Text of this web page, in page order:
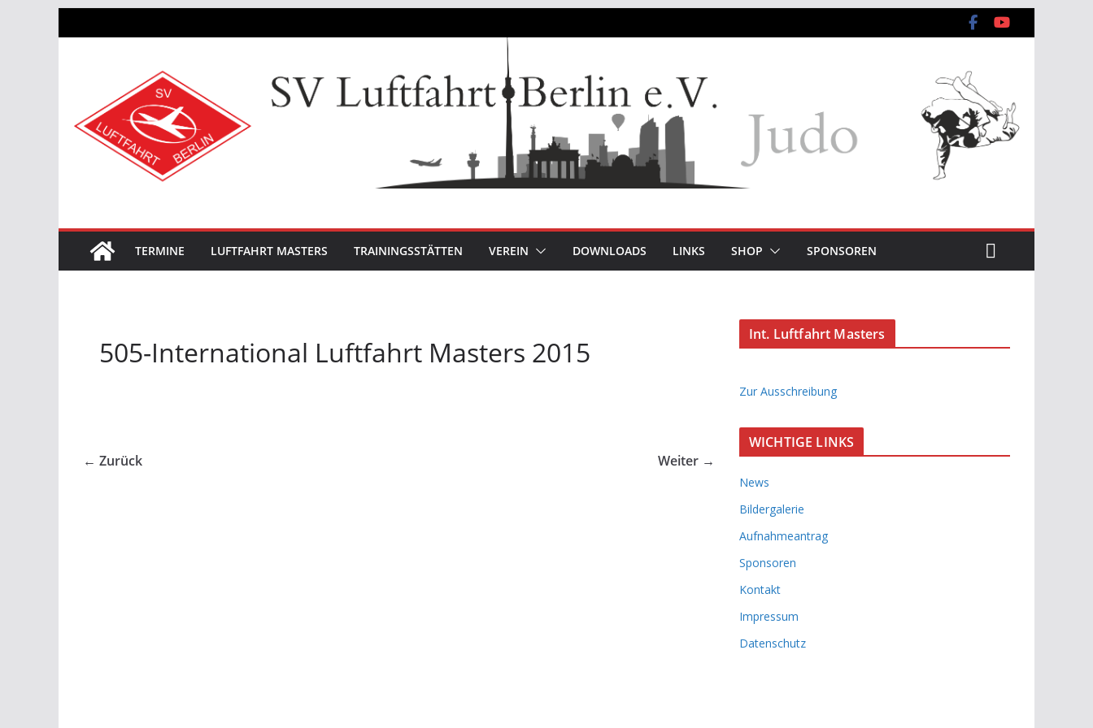
Inhalt
TERMINE LUFTFAHRT MASTERS TRAININGSSTÄTTEN VEREIN DOWNLOADS LINKS SHOP SPONSOREN
505-International Luftfahrt Masters 2015
← Zurück Weiter →
Int. Luftfahrt Masters
Zur Ausschreibung
WICHTIGE LINKS
News
Bildergalerie
Aufnahmeantrag
Sponsoren
Kontakt
Impressum
Datenschutz